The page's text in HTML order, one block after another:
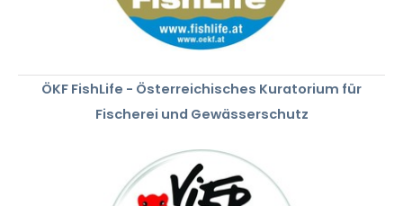
ÖKF FishLife - Österreichisches Kuratorium für
Fischerei und Gewässerschutz